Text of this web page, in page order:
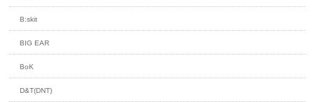
B:skit
BIG EAR
BoK
D&T(DNT)